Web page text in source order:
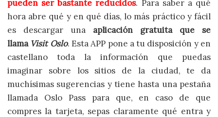
pueden ser bastante reducidos. Para saber a qué
hora abre qué y en qué días, lo más práctico y fácil
es descargar una aplicación gratuita que se
llama Visit Oslo. Esta APP pone a tu disposición y en
castellano toda la información que puedas
imaginar sobre los sitios de la ciudad, te da
muchísimas sugerencias y tiene hasta una pestaña
llamada Oslo Pass para que, en caso de que
compres la tarjeta, sepas claramente qué entra y